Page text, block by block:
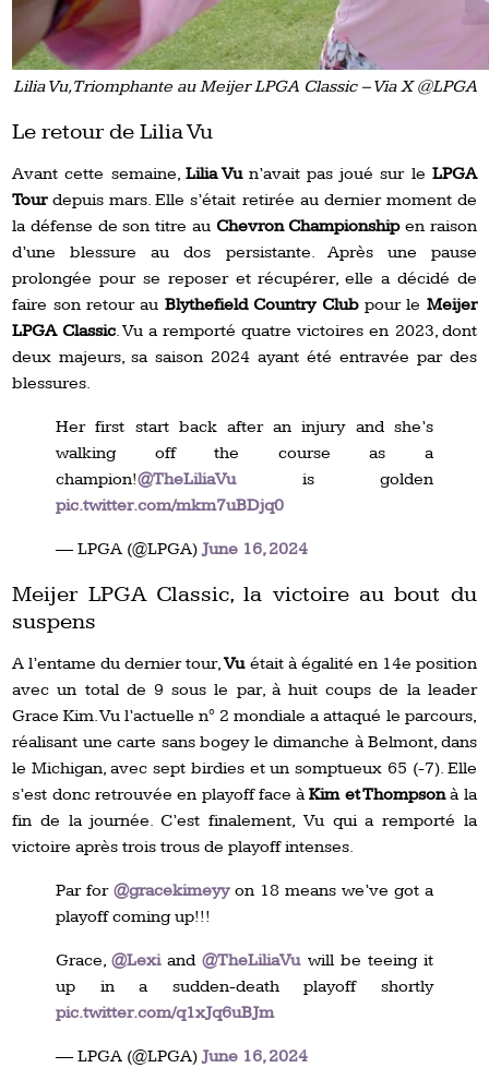
Lilia Vu, Triomphante au Meijer LPGA Classic – Via X @LPGA
Le retour de Lilia Vu
Avant cette semaine, Lilia Vun’avait pas joué sur le LPGA
Tourdepuis mars. Elle s’était retirée au dernier moment de
la défense de son titre au Chevron Championshipen raison
d’une blessure au dos persistante. Après une pause
prolongée pour se reposer et récupérer, elle a décidé de
faire son retour au Blythefield Country Clubpour le Meijer
LPGA Classic. Vu a remporté quatre victoires en 2023, dont
deux majeurs, sa saison 2024 ayant été entravée par des
blessures.
Her first start back after an injury and she’s
walking off the course as a
champion!@TheLiliaVuis golden
pic.twitter.com/mkm7uBDjq0
— LPGA (@LPGA)June 16, 2024
Meijer LPGA Classic, la victoire au bout du
suspens
A l’entame du dernier tour,Vuétait à égalité en 14e position
avec un total de 9 sous le par, à huit coups de la leader
Grace Kim. Vu l’actuelle n° 2 mondiale a attaqué le parcours,
réalisant une carte sans bogey le dimanche à Belmont, dans
le Michigan, avec sept birdies et un somptueux 65 (-7). Elle
s’est donc retrouvée en playoff face àKim et Thompsonà la
fin de la journée. C’est finalement, Vu qui a remporté la
victoire après trois trous de playoff intenses.
Par for@gracekimeyyon 18 means we’ve got a
playoff coming up!!!
Grace,@Lexiand@TheLiliaVuwill be teeing it
up in a sudden-death playoff shortly
pic.twitter.com/q1xJq6uBJm
— LPGA (@LPGA)June 16, 2024